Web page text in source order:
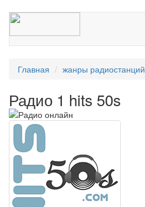
Главная жанры радиостанций
Радио 1 hits 50s